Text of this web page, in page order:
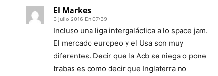
El Markes
6 julio 2016 En 07:39
Incluso una liga intergaláctica a lo space jam.
El mercado europeo y el Usa son muy
diferentes. Decir que la Acb se niega o pone
trabas es como decir que Inglaterra no